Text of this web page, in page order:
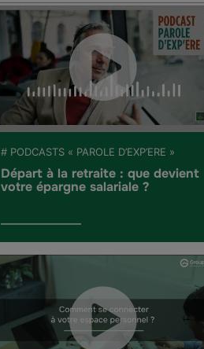
# PODCASTS « PAROLE D’EXP’ERE »
Départ à la retraite : que devient
votre épargne salariale ?